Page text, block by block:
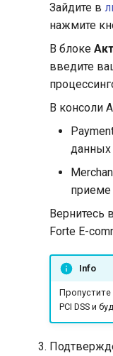
Зайдите в
нажмите
В блоке
введите
В консоли
данных
приеме
Вернитесь
Forte E-
Info
PCI DSS и